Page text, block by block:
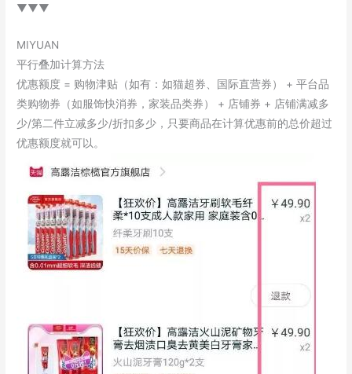
▼▼▼
MIYUAN
平行叠加计算方法
优惠额度 = 购物津贴（如有：如猫超券、国际直营券） + 平台品
类购物券（如服饰快消券，家装品类券） + 店铺券 + 店铺满减多
少/第二件立减多少/折扣多少，只要商品在计算优惠前的总价超过
优惠额度就可以。